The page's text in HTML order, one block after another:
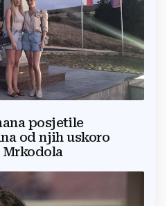
posjetile
od njih uskoro